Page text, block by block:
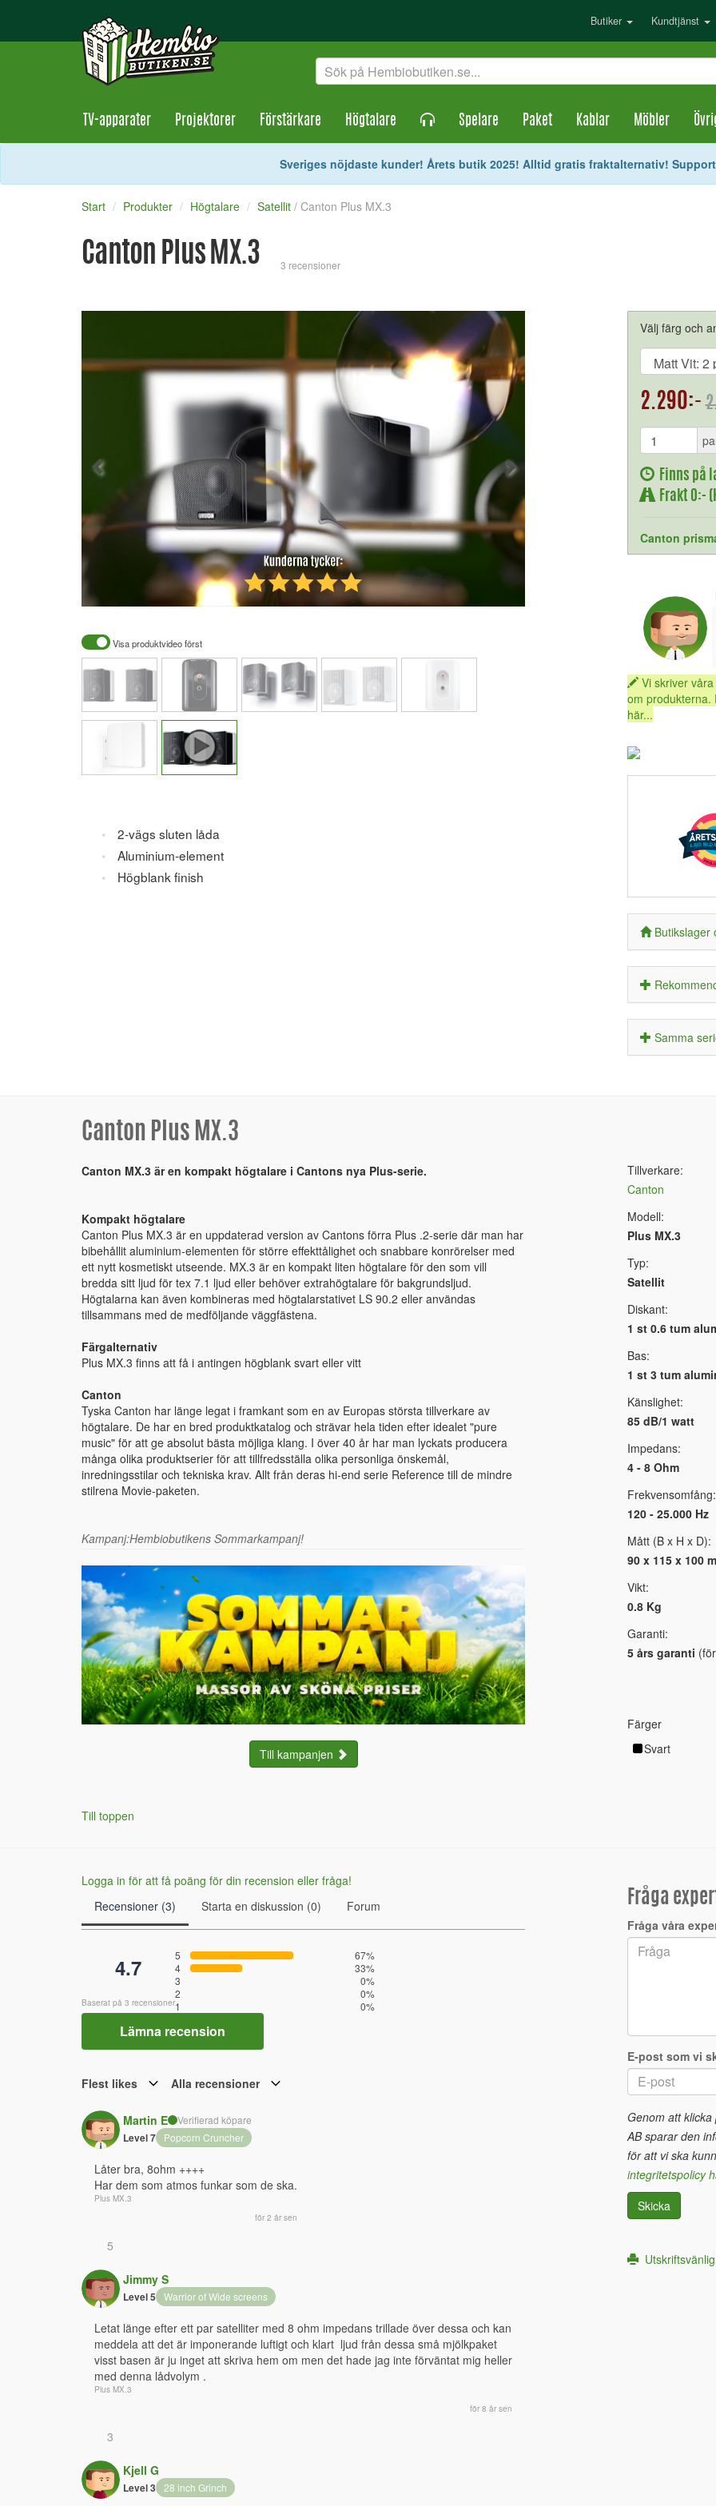
Butiker Kundtjänst
TV-apparater Projektorer Förstärkare Högtalare Spelare Paket Kablar Möbler
Sveriges nöjdaste kunder! Årets butik 2025! Alltid gratis fraktalternativ!
Start Produkter Högtalare Satellit / Canton Plus MX.3
Canton Plus MX.3 3 recensioner
Visa produktvideo först
2-vägs sluten låda
Aluminium-element
Högblank finish
Välj färg och
2.290:-
Finns på
Frakt 0:-
Canton
Vi skriver våra
om produkterna.
här...
Butikslager
Samma
Canton Plus MX.3
Canton MX.3 är en kompakt högtalare i Cantons nya Plus-serie.
Kompakt högtalare
Canton Plus MX.3 är en uppdaterad version av Cantons förra Plus .2-serie där man har
bibehållit aluminium-elementen för större effekttålighet och snabbare konrörelser med
ett nytt kosmetiskt utseende. MX.3 är en kompakt liten högtalare för den som vill
bredda sitt ljud för tex 7.1 ljud eller behöver extrahögtalare för bakgrundsljud.
Högtalarna kan även kombineras med högtalarstativet LS 90.2 eller användas
tillsammans med de medföljande väggfästena.
Färgalternativ
Plus MX.3 finns att få i antingen högblank svart eller vitt
Canton
Tyska Canton har länge legat i framkant som en av Europas största tillverkare av
högtalare. De har en bred produktkatalog och strävar hela tiden efter idealet "pure
music" för att ge absolut bästa möjliga klang. I över 40 år har man lyckats producera
många olika produktserier för att tillfredsställa olika personliga önskemål,
inredningsstilar och tekniska krav. Allt från deras hi-end serie Reference till de mindre
stilrena Movie-paketen.
Kampanj:Hembiobutikens Sommarkampanj!
Till kampanjen
Till toppen
Tillverkare:
Canton
Modell:
Plus MX.3
Typ:
Satellit
Diskant:
1 st 0.6 tum
Bas:
1 st 3 tum
Känslighet:
85 dB/1 watt
Impedans:
4 - 8 Ohm
Frekvensomfång:
120 - 25.000 Hz
Mått (B x H x D):
90 x 115 x 100
Vikt:
0.8 Kg
Garanti:
5 års garanti
Färger
Svart
Logga in för att få poäng för din recension eller fråga!
Recensioner (3)
Starta en diskussion (0) Forum
4.7
Baserat på 3 recensioner
5
67%
4
33%
3
0%
2
0%
1
0%
Lämna recension
Flest likes Alla recensioner
Martin E Verifierad köpare
Level 7 Popcorn Cruncher
Låter bra, 8ohm ++++
Har dem som atmos funkar som de ska.
Plus MX.3
för 2 år sen
5
Jimmy S
Level 5 Warrior of Wide screens
Letat länge efter ett par satelliter med 8 ohm impedans trillade över dessa och kan
meddela att det är imponerande luftigt och klart  ljud från dessa små mjölkpaket
visst basen är ju inget att skriva hem om men det hade jag inte förväntat mig heller
med denna lådvolym .
Plus MX.3
för 8 år sen
3
Kjell G
Level 3 28 inch Grinch
Fråga
Fråga våra
E-post som vi
Genom att
AB sparar den
för att vi ska
integritetspolicy
Skicka